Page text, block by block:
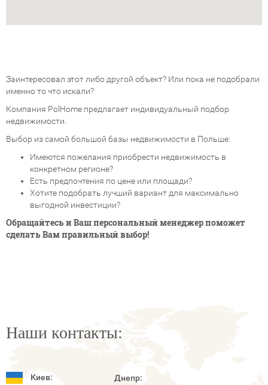
Заинтересовал этот либо другой объект? Или пока не подобрали
именно то что искали?
Компания PolHome предлагает индивидуальный подбор
недвижимости.
Выбор из самой большой базы недвижимости в Польше:
Имеются пожелания приобрести недвижимость в
конкретном регионе?
Есть предпочтения по цене или площади?
Хотите подобрать лучший вариант для максимально
выгодной инвестиции?
Обращайтесь и Ваш персональный менеджер поможет
сделать Вам правильный выбор!
Наши контакты:
Киев: Днепр: